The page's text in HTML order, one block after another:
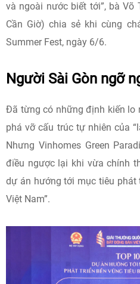
và ngoài nước biết tới”, bà Võ
Cần Giờ) chia sẻ khi cùng
Summer Fest, ngày 6/6.
Người Sài Gòn ngỡ
Đã từng có những định kiến lo
phá vỡ cấu trúc tự nhiên của
Nhưng Vinhomes Green
điều ngược lại khi vừa chính
dự án hướng tới mục tiêu phát
Việt Nam”.